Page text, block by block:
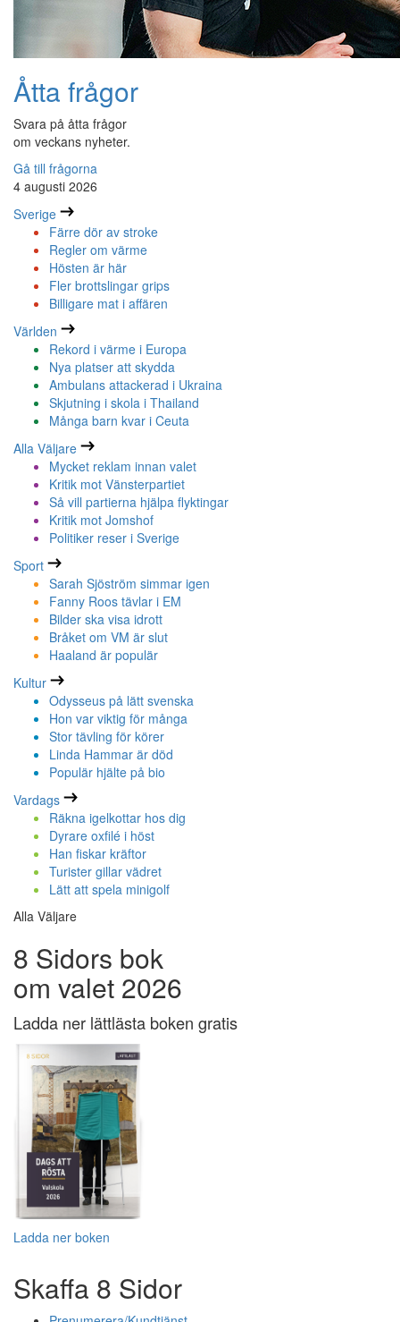
Åtta frågor
Svara på åtta frågor
om veckans nyheter.
Gå till frågorna
4 augusti 2026
Sverige
Färre dör av stroke
Regler om värme
Hösten är här
Fler brottslingar grips
Billigare mat i affären
Världen
Rekord i värme i Europa
Nya platser att skydda
Ambulans attackerad i Ukraina
Skjutning i skola i Thailand
Många barn kvar i Ceuta
Alla Väljare
Mycket reklam innan valet
Kritik mot Vänsterpartiet
Så vill partierna hjälpa flyktingar
Kritik mot Jomshof
Politiker reser i Sverige
Sport
Sarah Sjöström simmar igen
Fanny Roos tävlar i EM
Bilder ska visa idrott
Bråket om VM är slut
Haaland är populär
Kultur
Odysseus på lätt svenska
Hon var viktig för många
Stor tävling för körer
Linda Hammar är död
Populär hjälte på bio
Vardags
Räkna igelkottar hos dig
Dyrare oxfilé i höst
Han fiskar kräftor
Turister gillar vädret
Lätt att spela minigolf
Alla Väljare
8 Sidors bok
om valet 2026
Ladda ner lättlästa boken gratis
Ladda ner boken
Skaffa 8 Sidor